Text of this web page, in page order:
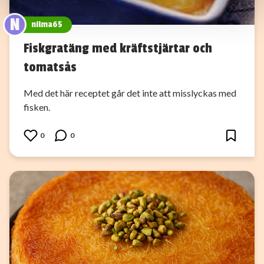
information som du har tillhandahållit eller som de har
samlat in när du har använt deras tjänster.
N nilma65
Fiskgratäng med kräftstjärtar och
tomatsås
Med det här receptet går det inte att misslyckas med
fisken.
0 0